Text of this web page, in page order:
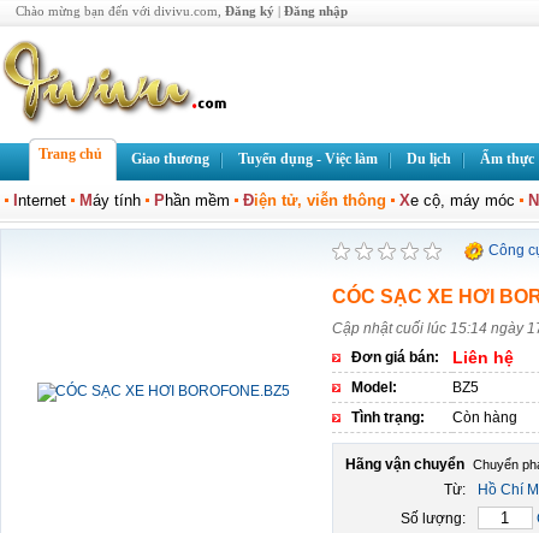
Chào mừng bạn đến với divivu.com, Đăng ký | Đăng nhập
Trang chủ Giao thương Tuyển dụng - Việc làm Du lịch Ẩm thực
nternet Máy tính Phần mềm Điện tử, viễn thông Xe cộ, máy móc N
Công
CÓC SẠC XE HƠI
Cập nhật cuối lúc 15:14 ngày
Đơn giá bán:
Liên hệ
Model:
BZ5
Tình trạng:
Còn hàng
Hãng vận chuyển
Từ:
Hồ Chí
Số lượng: